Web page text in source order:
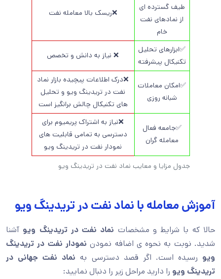
جدول مزایا و معایب نماد نفت در تریدینگ ویو
طیف گسترده ای
از نمادهای نفت
خام
❌ریسک بالا معامله نفت
✅ابزارهای تحلیل
تکنیکال پیشرفته
❌ نیاز به دانش و تخصص
✅امکان معاملات
شبانه روزی
❌درک اطلاعات پیچیده بازار نماد
نفت در تریدینگ ویو و تحلیل
های تکنیکال چالش برانگیز است
✅جامعه فعال
معامله گران
❌نیاز به اشتراک پریمیوم برای
دسترسی به تمامی قابلیت های
نمودار نفت در تریدینگ ویو
آموزش معامله با نماد نفت در تریدینگ ویو
حالا که با شرایط و مشخصات نماد نفت در تریدینگ ویو آشنا
شدید. نوبت به نحوه ی اضافه نمودن نمودار نفت در تریدینگ
ویو رسیده است. اگر قصد دسترسی بهنماد نفت جهانی در
تریدینگ ویو را دارید مراحل زیر را دنبال نمایید: